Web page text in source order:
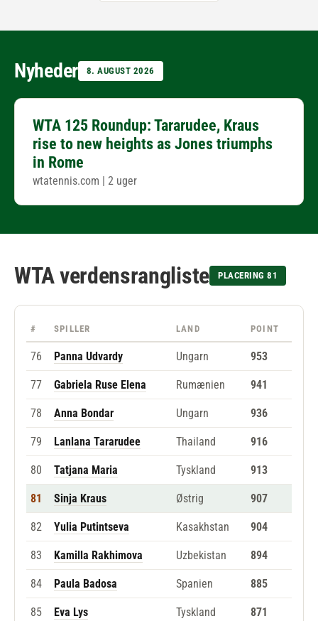
Nyheder 8. AUGUST 2026
WTA 125 Roundup: Tararudee, Kraus
rise to new heights as Jones triumphs
in Rome
wtatennis.com | 2 uger
WTA verdensrangliste PLACERING 81
# SPILLER LAND POINT
76 Panna Udvardy Ungarn 953
77 Gabriela Ruse Elena Rumænien 941
78 Anna Bondar Ungarn 936
79 Lanlana Tararudee Thailand 916
80 Tatjana Maria Tyskland 913
81 Sinja Kraus Østrig 907
82 Yulia Putintseva Kasakhstan 904
83 Kamilla Rakhimova Uzbekistan 894
84 Paula Badosa Spanien 885
85 Eva Lys Tyskland 871